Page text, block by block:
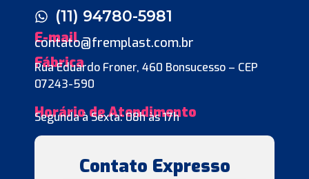
(11) 94780-5981
E-mail
contato@fremplast.com.br
Fábrica
Rua Eduardo Froner, 460 Bonsucesso – CEP
07243-590
Horário de Atendimento
Segunda à Sexta: 08h às 17h
Contato Expresso